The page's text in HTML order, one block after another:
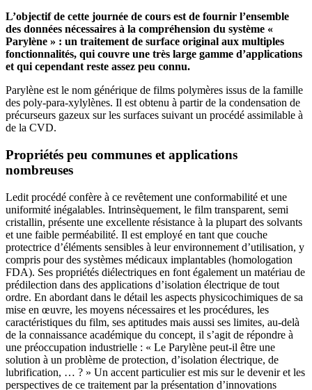
L’objectif de cette journée de cours est de fournir l’ensemble
des données nécessaires à la compréhension du système «
Parylène » : un traitement de surface original aux multiples
fonctionnalités, qui couvre une très large gamme d’applications
et qui cependant reste assez peu connu.
Parylène est le nom générique de films polymères issus de la famille
des poly-para-xylylènes. Il est obtenu à partir de la condensation de
précurseurs gazeux sur les surfaces suivant un procédé assimilable à
de la CVD.
Propriétés peu communes et applications
nombreuses
Ledit procédé confère à ce revêtement une conformabilité et une
uniformité inégalables. Intrinsèquement, le film transparent, semi
cristallin, présente une excellente résistance à la plupart des solvants
et une faible perméabilité. Il est employé en tant que couche
protectrice d’éléments sensibles à leur environnement d’utilisation, y
compris pour des systèmes médicaux implantables (homologation
FDA). Ses propriétés diélectriques en font également un matériau de
prédilection dans des applications d’isolation électrique de tout
ordre. En abordant dans le détail les aspects physicochimiques de sa
mise en œuvre, les moyens nécessaires et les procédures, les
caractéristiques du film, ses aptitudes mais aussi ses limites, au-delà
de la connaissance académique du concept, il s’agit de répondre à
une préoccupation industrielle : « Le Parylène peut-il être une
solution à un problème de protection, d’isolation électrique, de
lubrification, … ? » Un accent particulier est mis sur le devenir et les
perspectives de ce traitement par la présentation d’innovations